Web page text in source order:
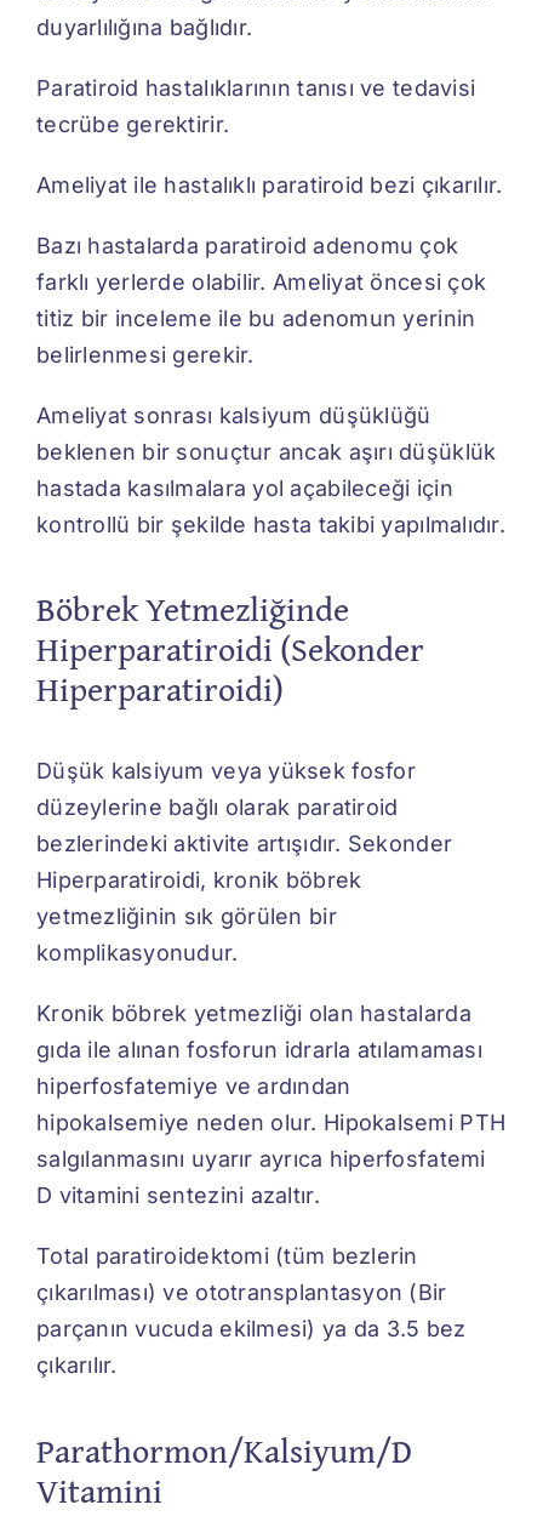
duyarlılığına bağlıdır.
Paratiroid hastalıklarının tanısı ve tedavisi
tecrübe gerektirir.
Ameliyat ile hastalıklı paratiroid bezi çıkarılır.
Bazı hastalarda paratiroid adenomu çok
farklı yerlerde olabilir. Ameliyat öncesi çok
titiz bir inceleme ile bu adenomun yerinin
belirlenmesi gerekir.
Ameliyat sonrası kalsiyum düşüklüğü
beklenen bir sonuçtur ancak aşırı düşüklük
hastada kasılmalara yol açabileceği için
kontrollü bir şekilde hasta takibi yapılmalıdır.
Böbrek Yetmezliğinde
Hiperparatiroidi (Sekonder
Hiperparatiroidi)
Düşük kalsiyum veya yüksek fosfor
düzeylerine bağlı olarak paratiroid
bezlerindeki aktivite artışıdır. Sekonder
Hiperparatiroidi, kronik böbrek
yetmezliğinin sık görülen bir
komplikasyonudur.
Kronik böbrek yetmezliği olan hastalarda
gıda ile alınan fosforun idrarla atılamaması
hiperfosfatemiye ve ardından
hipokalsemiye neden olur. Hipokalsemi PTH
salgılanmasını uyarır ayrıca hiperfosfatemi
D vitamini sentezini azaltır.
Total paratiroidektomi (tüm bezlerin
çıkarılması) ve ototransplantasyon (Bir
parçanın vucuda ekilmesi) ya da 3.5 bez
çıkarılır.
Parathormon/Kalsiyum/D
Vitamini